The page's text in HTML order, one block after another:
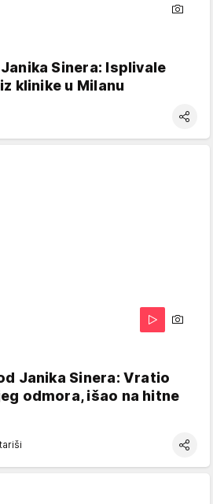
Sinera: Isplivale
klinike u Milanu
Janika Sinera: Vratio
odmora, išao na hitne